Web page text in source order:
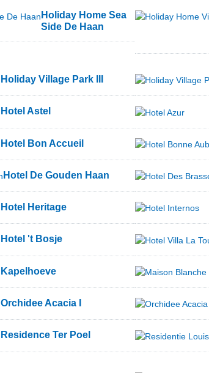
Holiday Home Sea
Side De Haan
Holiday Village Park III
Hotel Astel
Hotel Bon Accueil
Hotel De Gouden Haan
Hotel Heritage
Hotel 't Bosje
Kapelhoeve
Orchidee Acacia I
Residence Ter Poel